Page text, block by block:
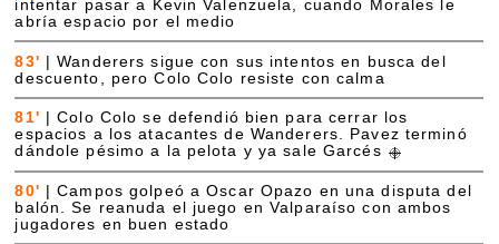
intentar pasar a Kevin Valenzuela, cuando Morales le
abría espacio por el medio
83' |Wanderers sigue con sus intentos en busca del
descuento, pero Colo Colo resiste con calma
81' |Colo Colo se defendió bien para cerrar los
espacios a los atacantes de Wanderers. Pavez terminó
dándole pésimo a la pelota y ya sale Garcés
80' |Campos golpeó a Oscar Opazo en una disputa del
balón. Se reanuda el juego en Valparaíso con ambos
jugadores en buen estado